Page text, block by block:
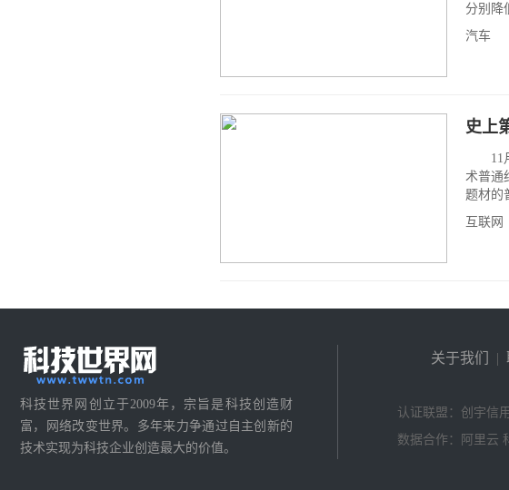
分别
汽车
史上
11月
术普通
题材的
互联网
科技世界网创立于2009年，宗旨是科技创造财
富，网络改变世界。多年来力争通过自主创新的
技术实现为科技企业创造最大的价值。
关于我们 |
认证联盟：创宇信
数据合作：阿里云